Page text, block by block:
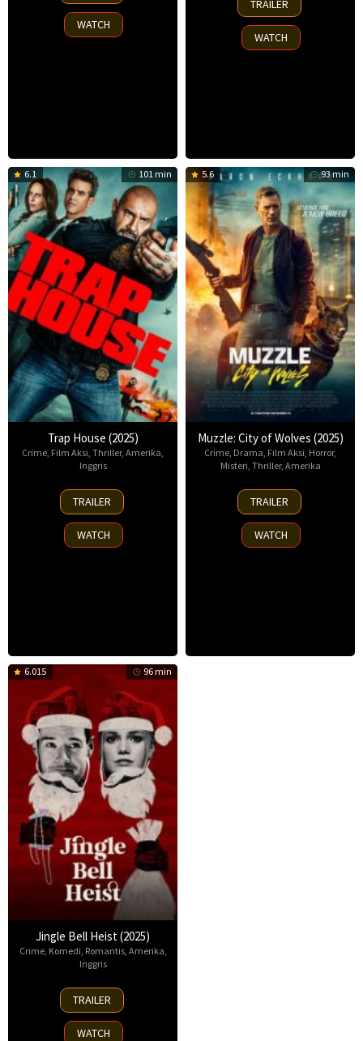
2025
WATCH
Oct
2025
TRAILER
WATCH
6.1 101 min
Trap House (2025)
Crime, Film Aksi, Thriller, Amerika,
Inggris
14
Nov
2025
TRAILER
WATCH
5.6 93 min
Muzzle: City of Wolves (2025)
Crime, Drama, Film Aksi, Horror,
Misteri, Thriller, Amerika
13
Nov
2025
TRAILER
WATCH
6.015 96 min
Jingle Bell Heist (2025)
Crime, Komedi Romantis, Amerika
Inggris
25
Nov
2025
TRAILER
WATCH